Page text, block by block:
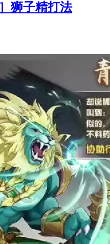
狮子精打法